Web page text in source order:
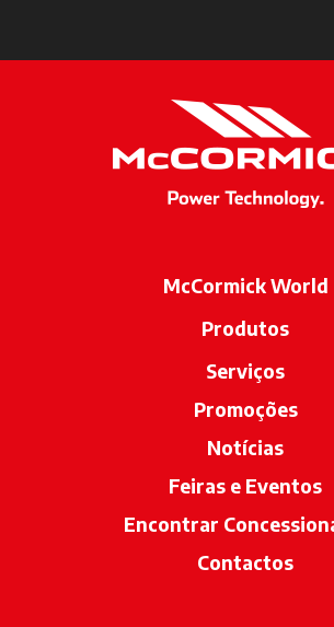
McCormick World
Produtos
Serviços
Promoções
Notícias
Feiras e Eventos
Encontrar
Contactos